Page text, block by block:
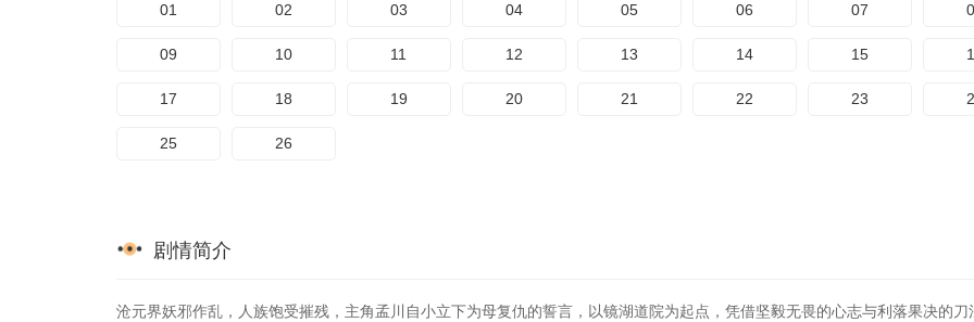
01 02 03 04 05 06 07
09 10 11 12 13 14 15
17 18 19 20 21 22 23
25 26
剧情简介
沧元界妖邪作乱，人族饱受摧残，主角孟川自小立下为母复仇的誓言，以镜湖道院为起点，凭借坚毅无畏的心志与利落果决的刀